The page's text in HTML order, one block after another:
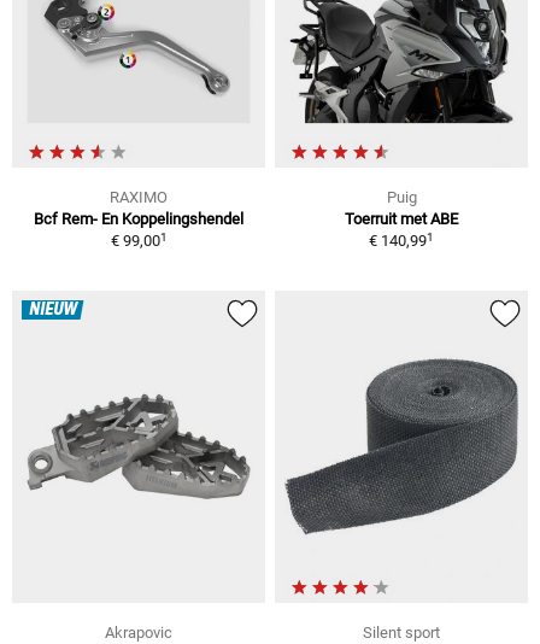
RAXIMO
Bcf Rem- En Koppelingshendel
€ 99,001
Puig
Toerruit met ABE
€ 140,991
NIEUW
Akrapovic
Silent sport